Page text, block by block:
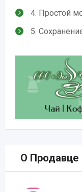
4. Простой
5.
О Продавце